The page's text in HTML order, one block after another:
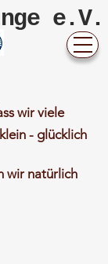
e.V.
wir viele
- glücklich
wir natürlich